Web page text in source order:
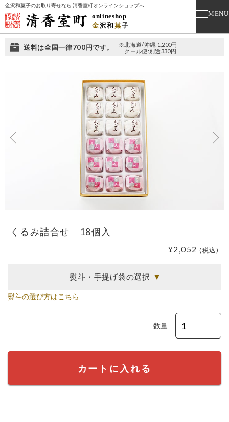
金沢和菓子のお取り寄せなら 清香室町オンラインショップへ
onlineshop
金沢和 菓子
MENU
送料は全国一律700円です。
※北海道/沖縄:1,200円
クール便:別途330円
くるみ詰合せ 18個入
¥2,052 (税込)
熨斗・手提げ袋の選択
熨斗の選び方はこちら
数量
カートに入れる